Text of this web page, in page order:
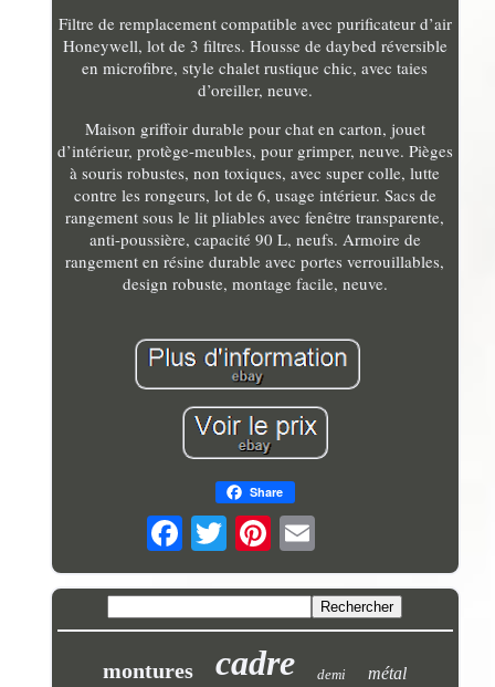
Filtre de remplacement compatible avec purificateur d’air
Honeywell, lot de 3 filtres. Housse de daybed réversible
en microfibre, style chalet rustique chic, avec taies
d’oreiller, neuve.
Maison griffoir durable pour chat en carton, jouet
d’intérieur, protège-meubles, pour grimper, neuve. Pièges
à souris robustes, non toxiques, avec super colle, lutte
contre les rongeurs, lot de 6, usage intérieur. Sacs de
rangement sous le lit pliables avec fenêtre transparente,
anti-poussière, capacité 90 L, neufs. Armoire de
rangement en résine durable avec portes verrouillables,
design robuste, montage facile, neuve.
Share
montures cadre demi métal